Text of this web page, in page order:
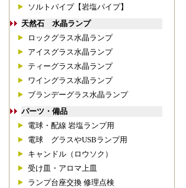
ソルトパイプ【岩塩パイプ】
天然石 水晶ランプ
ロックグラス水晶ランプ
アイスグラス水晶ランプ
ティーグラス水晶ランプ
ワイングラス水晶ランプ
ブランデーグラス水晶ランプ
パーツ・備品
電球・配線 岩塩ランプ用
電球 グラスやUSBランプ用
キャンドル（ロウソク）
受け皿・アロマ上皿
ランプ台座交換 修理点検